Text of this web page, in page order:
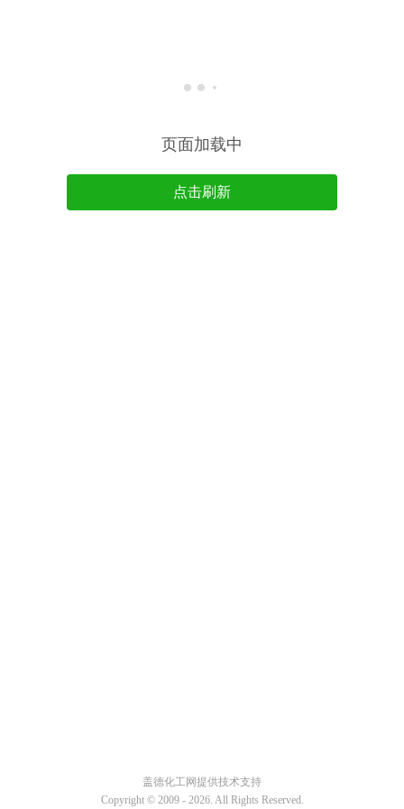
页面加载中
点击刷新
盖德化工网提供技术支持
Copyright © 2009 - 2026. All Rights Reserved.